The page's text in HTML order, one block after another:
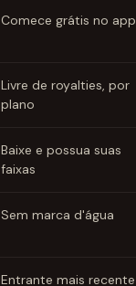
Comece grátis no app
Livre de royalties, por
plano
Baixe e possua suas
faixas
Sem marca d'água
Entrante mais recente